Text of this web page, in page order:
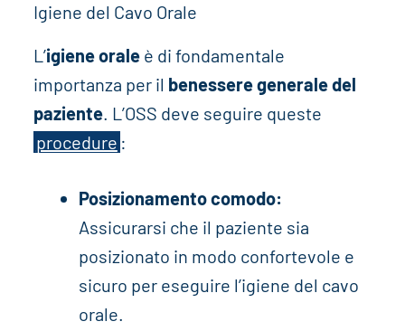
Igiene del Cavo Orale
L’igiene oraleè di fondamentale
importanza per il benessere generale del
paziente. L’OSS deve seguire queste
procedure :
Posizionamento comodo:
Assicurarsi che il paziente sia
posizionato in modo confortevole e
sicuro per eseguire l’igiene del cavo
orale.